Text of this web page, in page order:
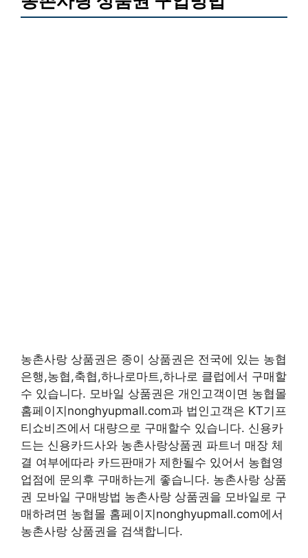
농촌사랑 상품권은 종이 상품권은 전국에 있는 농협
은행,농협,축협,하나로마트,하나로 클럽에서 구매할
수 있습니다. 모바일 상품권은 개인고객이면 농협몰
홈페이지nonghyupmall.com과 법인고객은 KT기프
티쇼비즈에서 대량으로 구매할수 있습니다. 신용카
드는 신용카드사와 농촌사랑상품권 파트너 매장 체
결 여부에따라 카드판매가 제한될수 있어서 농협영
업점에 문의후 구매하는게 좋습니다. 농촌사랑 상품
권 모바일 구매방법 농촌사랑 상품권을 모바일로 구
매하려면 농협몰 홈페이지nonghyupmall.com에서
농촌사랑 상품권을 검색합니다.